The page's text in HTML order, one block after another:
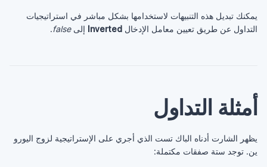
يمكنك تبديل هذه التنبيهات لاستخدامها بشكل مباشر في استراتيجيات
التداول عن طريق تعيين معامل الإدخال Inverted إلىfalse
.
أمثلة التداول
يظهر الشارت أدناه الباك تست الذي أجري على الإستراتيجية لزوج اليورو
ين. توجد ستة صفقات مكتملة: